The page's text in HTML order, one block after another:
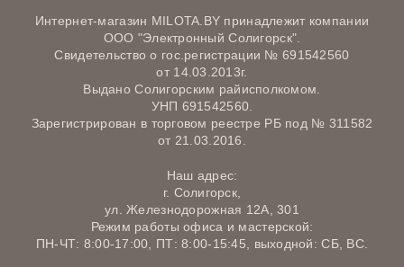
Интернет-магазин MILOTA.BY принадлежит компании
ООО "Электронный Солигорск".
Свидетельство о гос.регистрации № 691542560
от 14.03.2013г.
Выдано Солигорским райисполкомом.
УНП 691542560.
Зарегистрирован в торговом реестре РБ под № 311582
от 21.03.2016.
Наш адрес:
г. Солигорск,
ул. Железнодорожная 12А, 301
Режим работы офиса и мастерской:
ПН-ЧТ: 8:00-17:00, ПТ: 8:00-15:45, выходной: СБ, ВС.